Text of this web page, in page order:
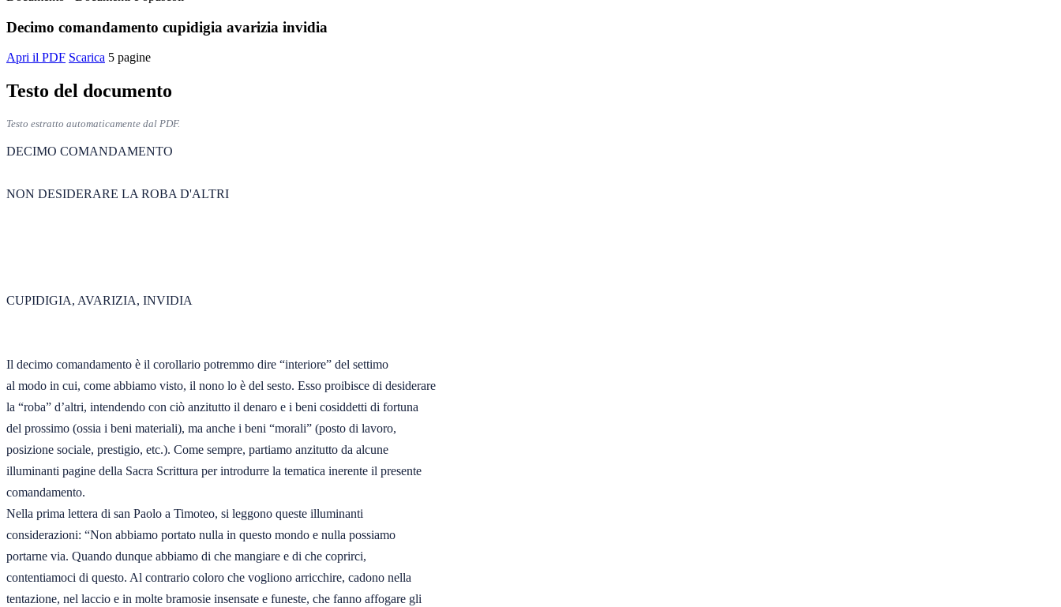
Decimo comandamento cupidigia avarizia invidia
Apri il PDF Scarica 5 pagine
Testo del documento
Testo estratto automaticamente dal PDF.
DECIMO COMANDAMENTO
NON DESIDERARE LA ROBA D'ALTRI
CUPIDIGIA, AVARIZIA, INVIDIA
Il decimo comandamento è il corollario potremmo dire “interiore” del settimo
al modo in cui, come abbiamo visto, il nono lo è del sesto. Esso proibisce di desiderare
la “roba” d’altri, intendendo con ciò anzitutto il denaro e i beni cosiddetti di fortuna
del prossimo (ossia i beni materiali), ma anche i beni “morali” (posto di lavoro,
posizione sociale, prestigio, etc.). Come sempre, partiamo anzitutto da alcune
illuminanti pagine della Sacra Scrittura per introdurre la tematica inerente il presente
comandamento.
Nella prima lettera di san Paolo a Timoteo, si leggono queste illuminanti
considerazioni: “Non abbiamo portato nulla in questo mondo e nulla possiamo
portarne via. Quando dunque abbiamo di che mangiare e di che coprirci,
contentiamoci di questo. Al contrario coloro che vogliono arricchire, cadono nella
tentazione, nel laccio e in molte bramosie insensate e funeste, che fanno affogare gli